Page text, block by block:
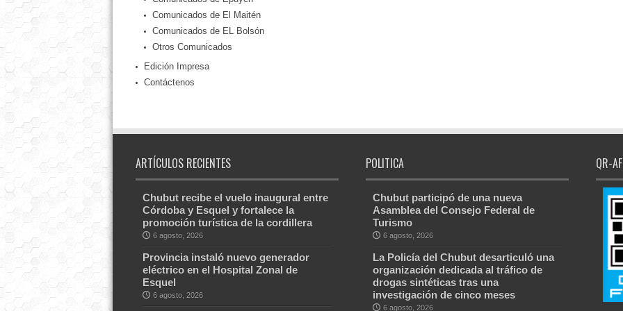
Comunicados de El Maitén
Comunicados de EL Bolsón
Otros Comunicados
Edición Impresa
Contáctenos
ARTÍCULOS RECIENTES
Chubut recibe el vuelo inaugural entre
Córdoba y Esquel y fortalece la
promoción turística de la cordillera
6 agosto, 2026
Provincia instaló nuevo generador
eléctrico en el Hospital Zonal de
Esquel
6 agosto, 2026
POLITICA
Chubut participó de una nueva
Asamblea del Consejo Federal de
Turismo
6 agosto, 2026
La Policía del Chubut desarticuló una
organización dedicada al tráfico de
drogas sintéticas tras una
investigación de cinco meses
6 agosto, 2026
QR-